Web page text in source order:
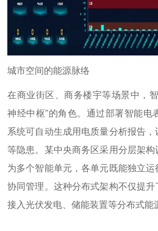
城市空间的能源脉络
在商业街区、商务楼宇等场景中，
神经中枢"的角色。通过部署智能电
系统可自动生成用电质量分析报告
等隐患。某中央商务区采用分层架
为多个智能单元，各单元既能独立
协同管理。这种分布式架构不仅提
接入光伏发电、储能装置等分布式能